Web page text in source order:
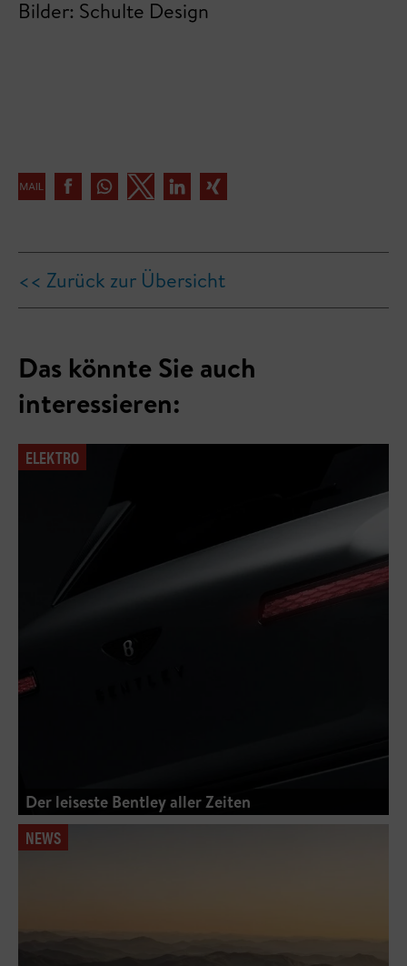
Bilder: Schulte Design
<< Zurück zur Übersicht
Das könnte Sie auch
interessieren:
ELEKTRO
Der leiseste Bentley aller Zeiten
NEWS